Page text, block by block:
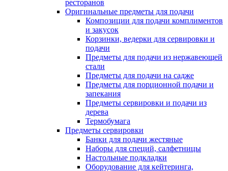
ресторанов
Оригинальные предметы для подачи
Композиции для подачи комплиментов
и закусок
Корзинки, ведерки для сервировки и
подачи
Предметы для подачи из нержавеющей
стали
Предметы для подачи на садже
Предметы для порционной подачи и
запекания
Предметы сервировки и подачи из
дерева
Термобумага
Предметы сервировки
Банки для подачи жестяные
Наборы для специй, салфетницы
Настольные подкладки
Оборудование для кейтеринга,